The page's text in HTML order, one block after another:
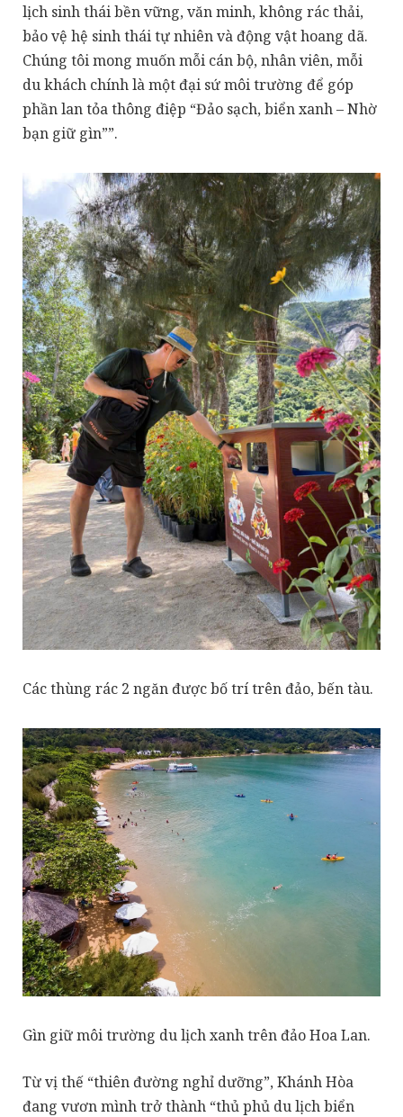
lịch sinh thái bền vững, văn minh, không rác thải,
bảo vệ hệ sinh thái tự nhiên và động vật hoang dã.
Chúng tôi mong muốn mỗi cán bộ, nhân viên, mỗi
du khách chính là một đại sứ môi trường để góp
phần lan tỏa thông điệp “Đảo sạch, biển xanh – Nhờ
bạn giữ gìn””.
Các thùng rác 2 ngăn được bố trí trên đảo, bến tàu.
Gìn giữ môi trường du lịch xanh trên đảo Hoa Lan.
Từ vị thế “thiên đường nghỉ dưỡng”, Khánh Hòa
đang vươn mình trở thành “thủ phủ du lịch biển